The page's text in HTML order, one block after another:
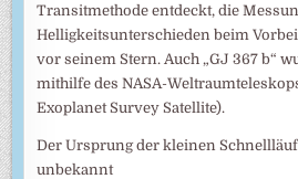
Transitmethode entdeckt, die
Helligkeitsunterschieden beim
vor seinem Stern. Auch „GJ 367 b“
mithilfe des NASA-
Exoplanet Survey Satellite).
Der Ursprung der kleinen
unbekannt